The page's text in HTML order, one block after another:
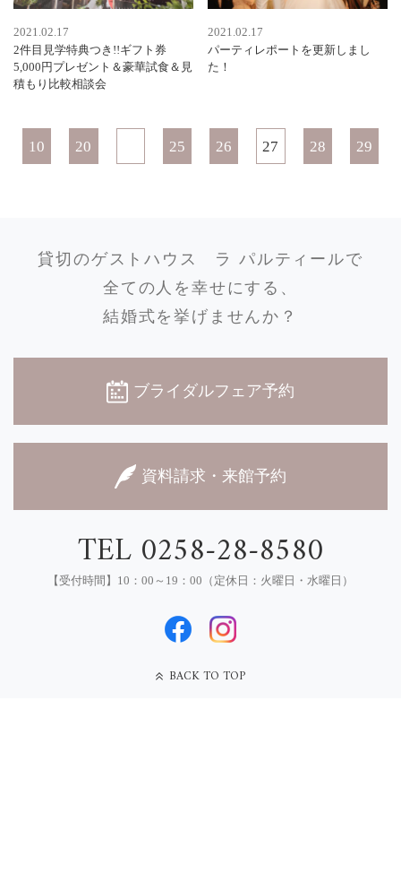
2021.02.17
2件目見学特典つき!!ギフト券
5,000円プレゼント＆豪華試食＆見
積もり比較相談会
2021.02.17
パーティレポートを更新しまし
た！
10 20 25 26 27 28 29
貸切のゲストハウス ラ パルティールで
全ての人を幸せにする、
結婚式を挙げませんか？
ブライダルフェア予約
資料請求・来館予約
TEL 0258-28-8580
【受付時間】10：00～19：00（定休日：火曜日・水曜日）
BACK TO TOP